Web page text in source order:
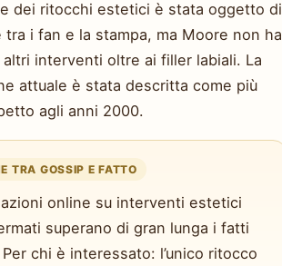
dei ritocchi estetici è stata oggetto di
tra i fan e la stampa, ma Moore non ha
interventi oltre ai filler labiali. La
attuale è stata descritta come più
agli anni 2000.
TRA GOSSIP E FATTO
online su interventi estetici
superano di gran lunga i fatti
chi è interessato: l’unico ritocco